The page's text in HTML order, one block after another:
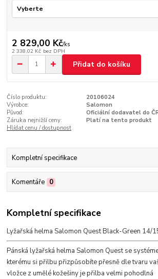
2 829,00 Kč/ks
2 338,02 Kč bez DPH
Přidat do košíku
Číslo produktu:
20106024
Výrobce:
Salomon
Původ:
Oficiální dodavatel do
Záruka nejnižší ceny:
Platí na tento produkt
Hlídat cenu / dostupnost
Kompletní specifikace
Komentáře 0
Kompletní specifikace
Lyžařská helma Salomon Quest Black-Green 14/
Pánská lyžařská helma Salomon Quest se
kterému si přilbu přizpůsobíte přesně dle tvaru
vložce z umělé kožešiny je přilba velmi pohodlná